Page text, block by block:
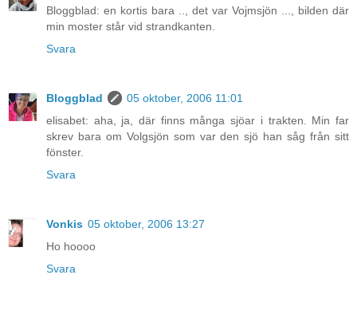
Bloggblad: en kortis bara .., det var Vojmsjön ..., bilden där
min moster står vid strandkanten.
Svara
Bloggblad
05 oktober, 2006 11:01
elisabet: aha, ja, där finns många sjöar i trakten. Min far
skrev bara om Volgsjön som var den sjö han såg från sitt
fönster.
Svara
Vonkis 05 oktober, 2006 13:27
Ho hoooo
Svara